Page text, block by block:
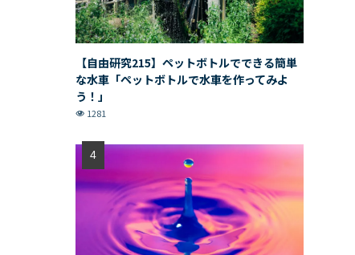
【自由研究215】ペットボトルでできる簡単
な水車「ペットボトルで水車を作ってみよ
う！」
1281